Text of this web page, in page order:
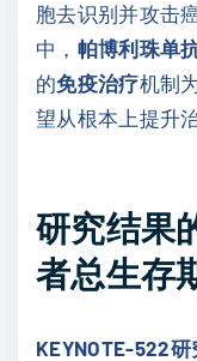
胞去识别并攻击
中， 帕博利珠单
的免疫治疗机制
望从根本上提升
研究结果
者总生存
KEYNOTE-522研